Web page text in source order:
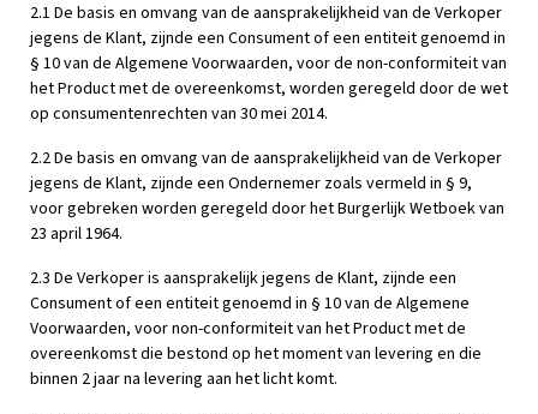
2.1 De basis en omvang van de aansprakelijkheid van de Verkoper
jegens de Klant, zijnde een Consument of een entiteit genoemd in
§ 10 van de Algemene Voorwaarden, voor de non-conformiteit van
het Product met de overeenkomst, worden geregeld door de wet
op consumentenrechten van 30 mei 2014.
2.2 De basis en omvang van de aansprakelijkheid van de Verkoper
jegens de Klant, zijnde een Ondernemer zoals vermeld in § 9,
voor gebreken worden geregeld door het Burgerlijk Wetboek van
23 april 1964.
2.3 De Verkoper is aansprakelijk jegens de Klant, zijnde een
Consument of een entiteit genoemd in § 10 van de Algemene
Voorwaarden, voor non-conformiteit van het Product met de
overeenkomst die bestond op het moment van levering en die
binnen 2 jaar na levering aan het licht komt.